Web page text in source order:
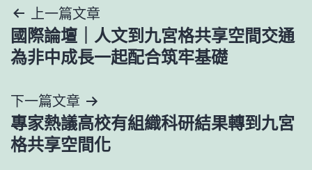
文
章
覽
上一篇文章
國際論壇｜人文到九宮格共享空間交通
為非中成長一起配合筑牢基礎
下一篇文章
專家熱議高校有組織科研結果轉到九宮
格共享空間化